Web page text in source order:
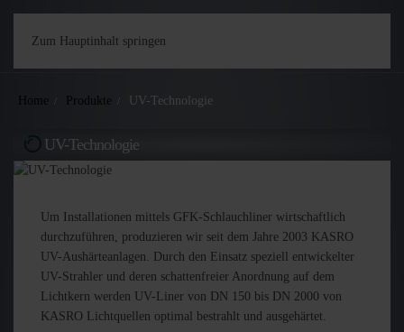
Zum Hauptinhalt springen
Home Produkte UV-Technologie
UV-Technologie
Um Installationen mit­tels GFK-Schlauchliner wirtschaftlich
durchzu­führen, produzieren wir seit dem Jahre 2003 KASRO
UV-Aushär­teanlagen. Durch den Einsatz speziell ent­wickelter
UV-Strahler und deren schatten­freier Anordnung auf dem
Lichtkern werden UV-Liner von DN 150 bis DN 2000 von
KAS­RO Lichtquellen opti­mal bestrahlt und aus­gehärtet.